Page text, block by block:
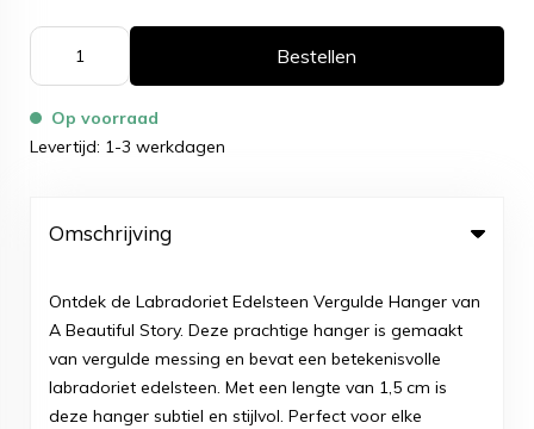
Bestellen
Op voorraad
Levertijd: 1-3 werkdagen
Omschrijving
Ontdek de Labradoriet Edelsteen Vergulde Hanger van
A Beautiful Story. Deze prachtige hanger is gemaakt
van vergulde messing en bevat een betekenisvolle
labradoriet edelsteen. Met een lengte van 1,5 cm is
deze hanger subtiel en stijlvol. Perfect voor elke